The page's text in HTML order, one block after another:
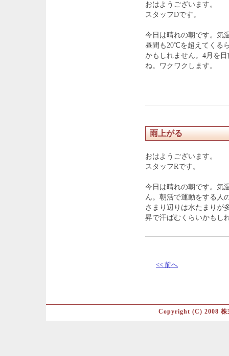
おはようございます。
スタッフDです。
今日は晴れの朝です。気
昼間も20℃を超えてくる
かもしれません。4月を
ね。ワクワクします。
雨上がる
おはようございます。
スタッフRです。
今日は晴れの朝です。気
ん。朝活で運動をする人
さまり辺りは水たまりが
昇で汗ばむくらいかもし
<< 前へ
Copyright (C) 2008